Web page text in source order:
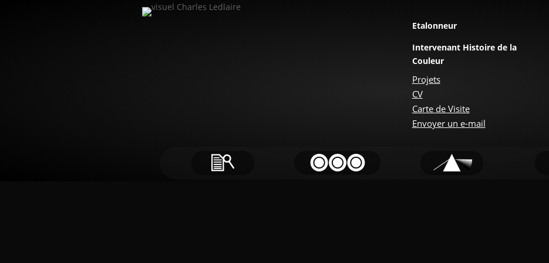
Etalonneur
Intervenant Histoire de la
Couleur
Projets
CV
Carte de Visite
Envoyer un e-mail